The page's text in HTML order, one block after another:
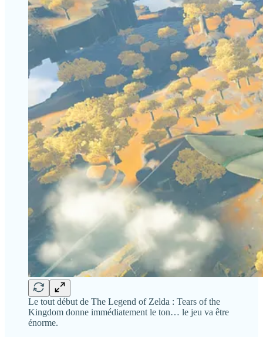
Le tout début de The Legend of Zelda : Tears of the
Kingdom donne immédiatement le ton… le jeu va être
énorme.